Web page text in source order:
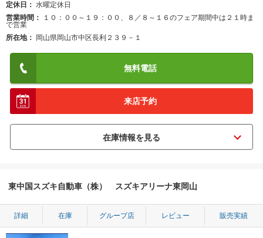
定休日
水曜定休日
営業時間
１０：００～１９：００、８／８～１６のフェア期間中は２１時ま
で営業
所在地
岡山県岡山市中区長利２３９－１
無料電話
来店予約
東中国スズキ自動車（株） スズキアリーナ東岡山
詳細 在庫 グループ店 レビュー 販売実績